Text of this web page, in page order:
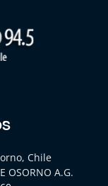
Chile
OSORNO A.G.